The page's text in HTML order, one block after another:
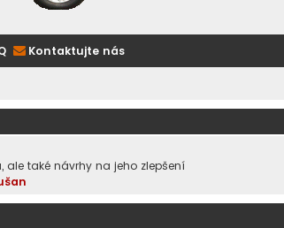
Kontaktujte nás
také návrhy na jeho zlepšení